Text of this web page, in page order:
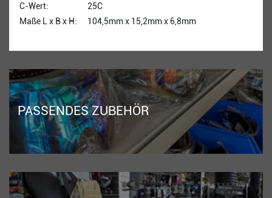
C-Wert:
25C
Maße L x B x H:
104,5mm x 15,2mm x 6,8mm
PASSENDES ZUBEHÖR